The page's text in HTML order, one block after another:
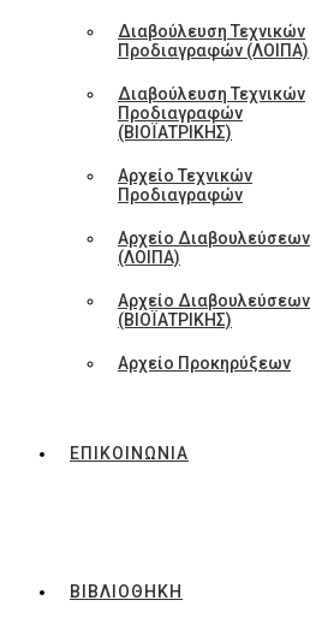
Διαβούλευση Τεχνικών
Προδιαγραφών (ΛΟΙΠΑ)
Διαβούλευση Τεχνικών
Προδιαγραφών
(ΒΙΟΪΑΤΡΙΚΗΣ)
Αρχείο Τεχνικών
Προδιαγραφών
Αρχείο Διαβουλεύσεων
(ΛΟΙΠΑ)
Αρχείο Διαβουλεύσεων
(ΒΙΟΪΑΤΡΙΚΗΣ)
Αρχείο Προκηρύξεων
ΕΠΙΚΟΙΝΩΝΙΑ
ΒΙΒΛΙΟΘΗΚΗ